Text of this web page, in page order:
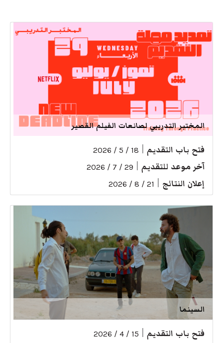
المختبر التدريبي لصانعات الفيلم القصير
فتح باب التقديم 18 / 5 / 2026
آخر موعد للتقديم 29 / 7 / 2026
إعلان النتائج 21 / 8 / 2026
السينما
فتح باب التقديم 15 / 4 / 2026